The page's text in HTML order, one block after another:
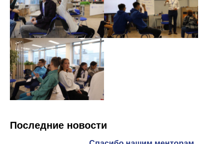
Последние новости